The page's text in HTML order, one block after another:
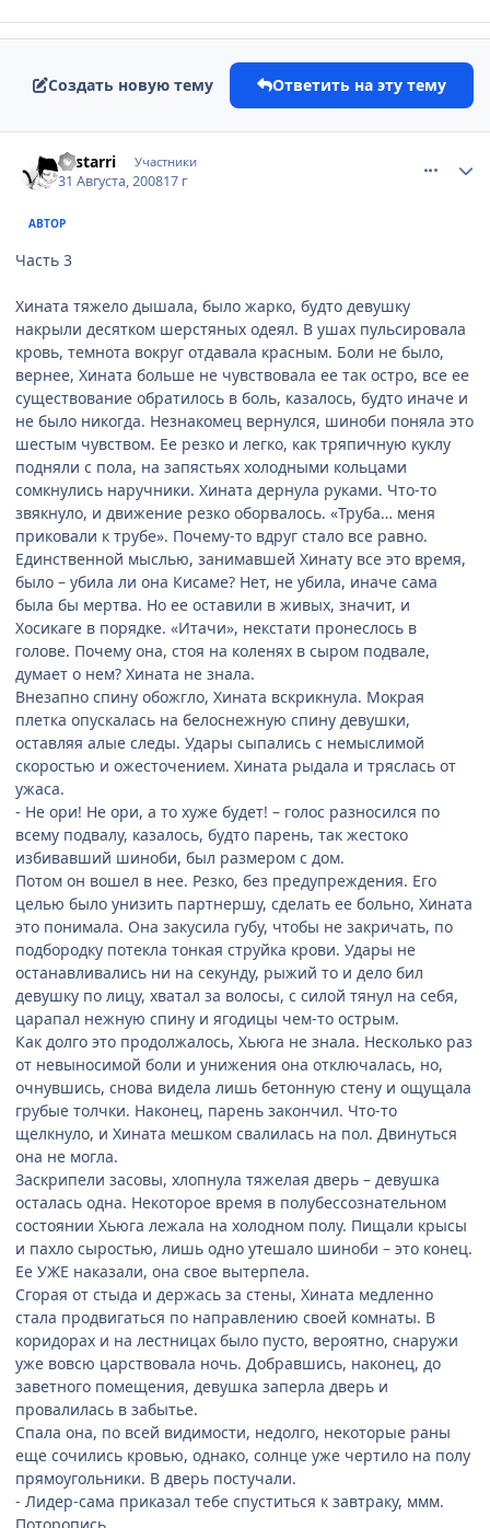
Создать новую тему Ответить на эту тему
Lestarri Участники
31 Августа, 200817 г
АВТОР
Часть 3
Хината тяжело дышала, было жарко, будто девушку
накрыли десятком шерстяных одеял. В ушах пульсировала
кровь, темнота вокруг отдавала красным. Боли не было,
вернее, Хината больше не чувствовала ее так остро, все ее
существование обратилось в боль, казалось, будто иначе и
не было никогда. Незнакомец вернулся, шиноби поняла это
шестым чувством. Ее резко и легко, как тряпичную куклу
подняли с пола, на запястьях холодными кольцами
сомкнулись наручники. Хината дернула руками. Что-то
звякнуло, и движение резко оборвалось. «Труба… меня
приковали к трубе». Почему-то вдруг стало все равно.
Единственной мыслью, занимавшей Хинату все это время,
было – убила ли она Кисаме? Нет, не убила, иначе сама
была бы мертва. Но ее оставили в живых, значит, и
Хосикаге в порядке. «Итачи», некстати пронеслось в
голове. Почему она, стоя на коленях в сыром подвале,
думает о нем? Хината не знала.
Внезапно спину обожгло, Хината вскрикнула. Мокрая
плетка опускалась на белоснежную спину девушки,
оставляя алые следы. Удары сыпались с немыслимой
скоростью и ожесточением. Хината рыдала и тряслась от
ужаса.
- Не ори! Не ори, а то хуже будет! – голос разносился по
всему подвалу, казалось, будто парень, так жестоко
избивавший шиноби, был размером с дом.
Потом он вошел в нее. Резко, без предупреждения. Его
целью было унизить партнершу, сделать ее больно, Хината
это понимала. Она закусила губу, чтобы не закричать, по
подбородку потекла тонкая струйка крови. Удары не
останавливались ни на секунду, рыжий то и дело бил
девушку по лицу, хватал за волосы, с силой тянул на себя,
царапал нежную спину и ягодицы чем-то острым.
Как долго это продолжалось, Хьюга не знала. Несколько раз
от невыносимой боли и унижения она отключалась, но,
очнувшись, снова видела лишь бетонную стену и ощущала
грубые толчки. Наконец, парень закончил. Что-то
щелкнуло, и Хината мешком свалилась на пол. Двинуться
она не могла.
Заскрипели засовы, хлопнула тяжелая дверь – девушка
осталась одна. Некоторое время в полубессознательном
состоянии Хьюга лежала на холодном полу. Пищали крысы
и пахло сыростью, лишь одно утешало шиноби – это конец.
Ее УЖЕ наказали, она свое вытерпела.
Сгорая от стыда и держась за стены, Хината медленно
стала продвигаться по направлению своей комнаты. В
коридорах и на лестницах было пусто, вероятно, снаружи
уже вовсю царствовала ночь. Добравшись, наконец, до
заветного помещения, девушка заперла дверь и
провалилась в забытье.
Спала она, по всей видимости, недолго, некоторые раны
еще сочились кровью, однако, солнце уже чертило на полу
прямоугольники. В дверь постучали.
- Лидер-сама приказал тебе спуститься к завтраку, ммм.